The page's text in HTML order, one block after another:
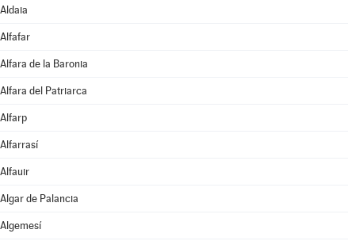
Aldaia
Alfafar
Alfara de la Baronia
Alfara del Patriarca
Alfarp
Alfarrasí
Alfauir
Algar de Palancia
Algemesí